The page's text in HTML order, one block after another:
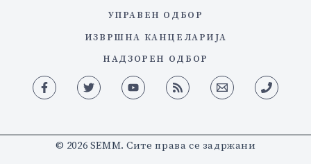
УПРАВЕН ОДБОР
ИЗВРШНА КАНЦЕЛАРИЈА
НАДЗОРЕН ОДБОР
© 2026 SEMM. Сите права се задржани